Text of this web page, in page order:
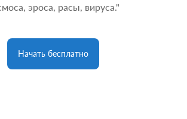
эроса, расы, вируса."
Начать бесплатно